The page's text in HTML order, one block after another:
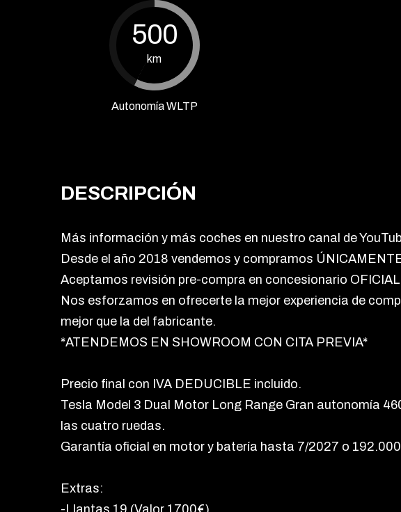
500
km
Autonomía WLTP
DESCRIPCIÓN
Más información y más coches en nuestro canal de
Desde el año 2018 vendemos y compramos
Aceptamos revisión pre-compra en concesionario
Nos esforzamos en ofrecerte la mejor experiencia de
mejor que la del fabricante.
*ATENDEMOS EN SHOWROOM CON CITA PREVIA*
Precio final con IVA DEDUCIBLE incluido.
Tesla Model 3 Dual Motor Long Range Gran autonomía
las cuatro ruedas.
Garantía oficial en motor y batería hasta 7/2027 o
Extras:
-Llantas 19 (Valor 1700€)